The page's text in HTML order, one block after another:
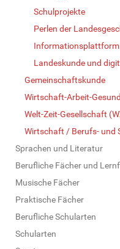
Schulprojekte
Perlen der
Informationsplattform
Landeskunde und
Gemeinschaftskunde
Wirtschaft-Arbeit-
Welt-Zeit-Gesellschaft
Wirtschaft / Berufs- und
Sprachen und Literatur
Berufliche Fächer und
Musische Fächer
Praktische Fächer
Berufliche Schularten
Schularten